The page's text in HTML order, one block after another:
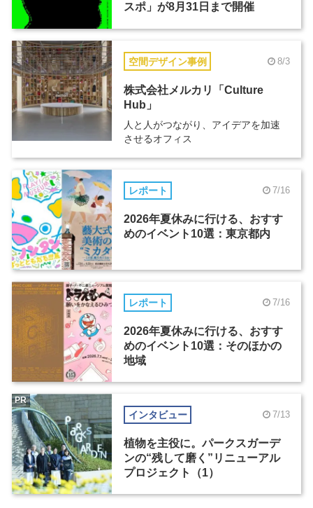
スポ」が8月31日まで開催
空間デザイン事例 8/3
株式会社メルカリ「Culture
Hub」
人と人がつながり、アイデアを加速
させるオフィス
レポート 7/16
2026年夏休みに行ける、おすす
めのイベント10選：東京都内
レポート 7/16
2026年夏休みに行ける、おすす
めのイベント10選：そのほかの
地域
インタビュー 7/13
植物を主役に。パークスガーデ
ンの“残して磨く”リニューアル
プロジェクト（1）
PR